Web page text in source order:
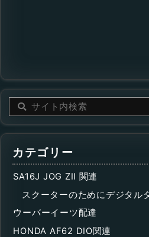
カテゴリー
SA16J JOG ZII 関連
スクーターのためにデジタル
ウーバーイーツ配達
HONDA AF62 DIO関連